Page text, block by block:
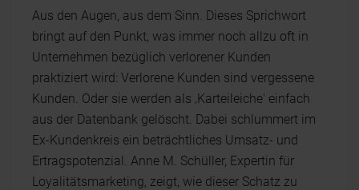
Aus den Augen, aus dem Sinn. Dieses Sprichwort
bringt auf den Punkt, was immer noch allzu oft in
Unternehmen bezüglich verlorener Kunden
praktiziert wird: Verlorene Kunden sind vergessene
Kunden. Oder sie werden als ‚Karteileiche' einfach
aus der Datenbank gelöscht. Dabei schlummert im
Ex-Kundenkreis ein beträchtliches Umsatz- und
Ertragspotenzial. Anne M. Schüller, Expertin für
Loyalitätsmarketing, zeigt, wie dieser Schatz zu